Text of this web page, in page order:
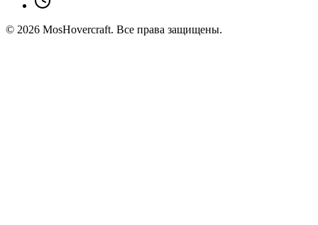
© 2026 MosHovercraft. Все права защищены.